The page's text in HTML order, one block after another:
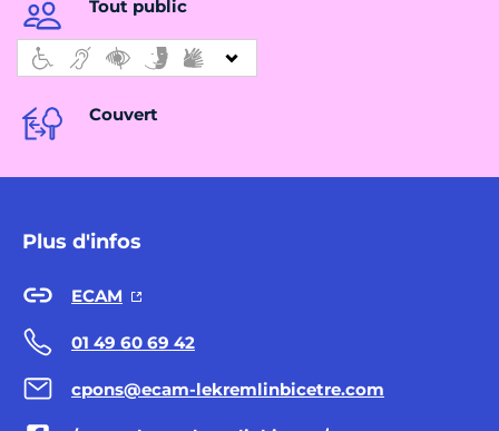
Tout public
Couvert
Plus d'infos
ECAM
01 49 60 69 42
cpons@ecam-lekremlinbicetre.com